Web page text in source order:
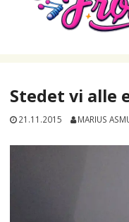
Stedet vi alle
21.11.2015 MARIUS